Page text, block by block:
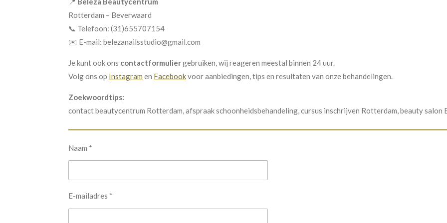
Rotterdam – Beverwaard
📞 Telefoon: (31)655707154
✉️ E-mail: belezanailsstudio@gmail.com
Je kunt ook ons contactformuliergebruiken, wij reageren meestal binnen 24 uur.
Volg ons op Instagram en Facebookvoor aanbiedingen, tips en resultaten van onze behandelingen.
Zoekwoordtips:
contact beautycentrum Rotterdam, afspraak schoonheidsbehandeling, cursus inschrijven Rotterdam, beauty salon
Naam *
E-mailadres *